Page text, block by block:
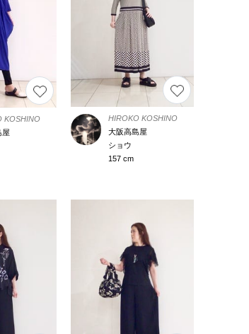
KOSHINO
屋
HIROKO KOSHINO
大阪高島屋
ショウ
157 cm